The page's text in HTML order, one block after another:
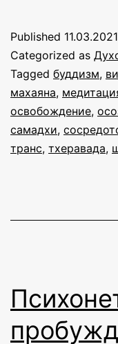
Published 11.03.2021
Categorized as
Tagged буддизм,
махаяна,
освобождение,
самадхи,
транс, тхеравада,